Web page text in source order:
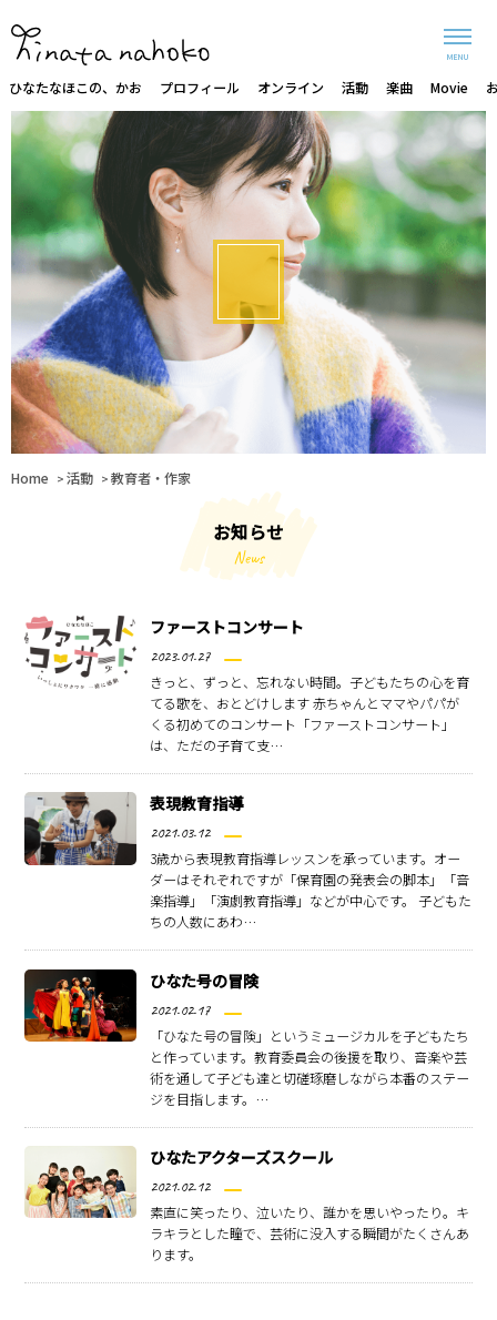
ひなたなほこの、かお プロフィール オンライン 活動 楽曲 Movie
MENU
Home > 活動 > 教育者・作家
お知らせ
News
ファーストコンサート
2023.01.27
きっと、ずっと、忘れない時間。子どもたちの心を育
てる歌を、おとどけします 赤ちゃんとママやパパが
くる初めてのコンサート「ファーストコンサート」
は、ただの子育て支…
表現教育指導
2021.03.12
3歳から表現教育指導レッスンを承っています。オー
ダーはそれぞれですが「保育園の発表会の脚本」「音
楽指導」「演劇教育指導」などが中心です。 子どもた
ちの人数にあわ…
ひなた号の冒険
2021.02.17
「ひなた号の冒険」というミュージカルを子どもたち
と作っています。教育委員会の後援を取り、音楽や芸
術を通して子ども達と切磋琢磨しながら本番のステー
ジを目指します。…
ひなたアクターズスクール
2021.02.12
素直に笑ったり、泣いたり、誰かを思いやったり。キ
ラキラとした瞳で、芸術に没入する瞬間がたくさんあ
ります。